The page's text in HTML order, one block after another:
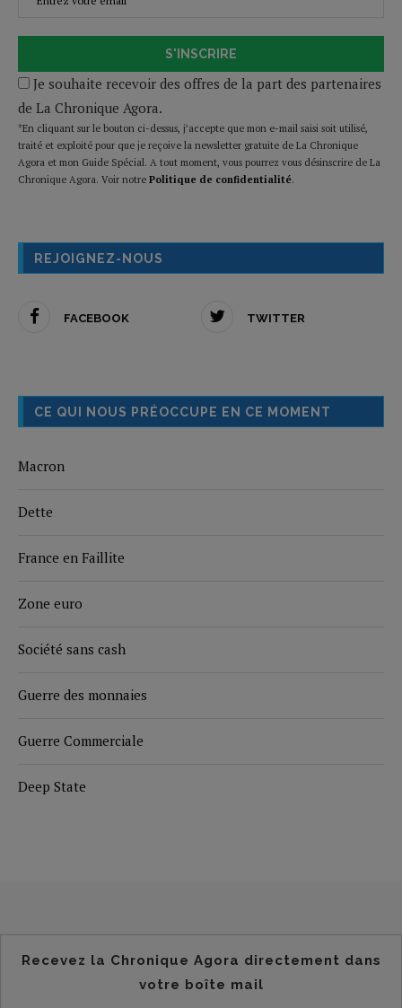
S'INSCRIRE
Je souhaite recevoir des offres de la part des partenaires
de La Chronique Agora.
*En cliquant sur le bouton ci-dessus, j’accepte que mon e-mail saisi soit utilisé,
traité et exploité pour que je reçoive la newsletter gratuite de La Chronique
Agora et mon Guide Spécial. A tout moment, vous pourrez vous désinscrire de La
Chronique Agora. Voir notre Politique de confidentialité.
REJOIGNEZ-NOUS
FACEBOOK TWITTER
CE QUI NOUS PRÉOCCUPE EN CE MOMENT
Macron
Dette
France en Faillite
Zone euro
Société sans cash
Guerre des monnaies
Guerre Commerciale
Deep State
Recevez la Chronique Agora directement dans
votre boîte mail